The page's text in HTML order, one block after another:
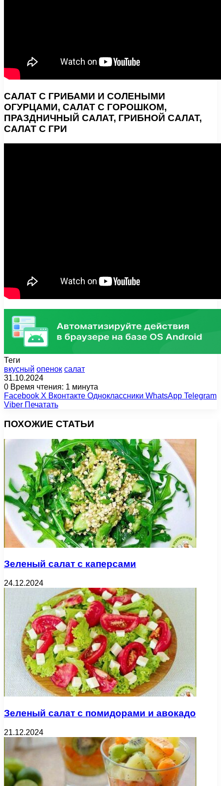
САЛАТ С ГРИБАМИ И СОЛЕНЫМИ
ОГУРЦАМИ, САЛАТ С ГОРОШКОМ,
ПРАЗДНИЧНЫЙ САЛАТ, ГРИБНОЙ САЛАТ,
САЛАТ С ГРИ
Теги
вкусный опенок салат
31.10.2024
0 Время чтения: 1 минута
Facebook X Вконтакте Одноклассники WhatsApp Telegram
Viber Печатать
ПОХОЖИЕ СТАТЬИ
Зеленый салат с каперсами
24.12.2024
Зеленый салат с помидорами и авокадо
21.12.2024